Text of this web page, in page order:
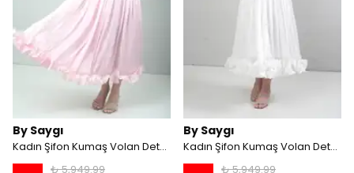
By Saygı
Kadın Şifon Kumaş Volan Detaylı Midi Elbise - ŞEKER PEMBE
₺ 5,949.99
By Saygı
Kadın Şifon Kumaş Volan Detaylı Midi Elbise - Beyaz
₺ 5,949.99